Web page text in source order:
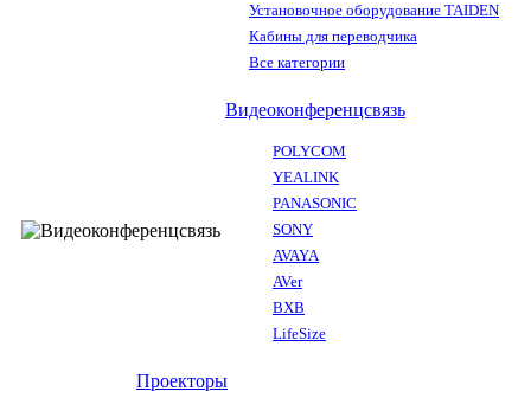
Установочное оборудование TAIDEN
Кабины для переводчика
Все категории
Видеоконференцсвязь
POLYCOM
YEALINK
PANASONIC
SONY
AVAYA
AVer
BXB
LifeSize
Проекторы